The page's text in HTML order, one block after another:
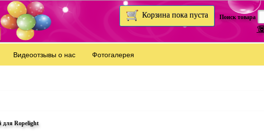
Поиск товара
☏
Корзина пока пуста
Видеоотзывы о нас Фотогалерея
для Ropelight